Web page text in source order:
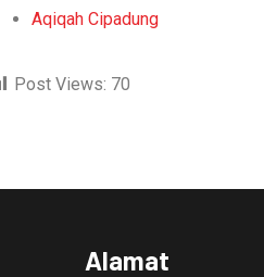
Aqiqah Cipadung
Post Views: 70
Alamat